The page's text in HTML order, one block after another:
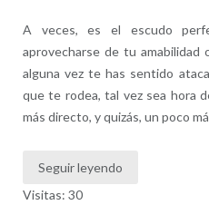
A veces, es el escudo
aprovecharse de tu amabilidad
alguna vez te has sentido
que te rodea, tal vez sea hora
más directo, y quizás, un poco
Seguir leyendo
Visitas: 30